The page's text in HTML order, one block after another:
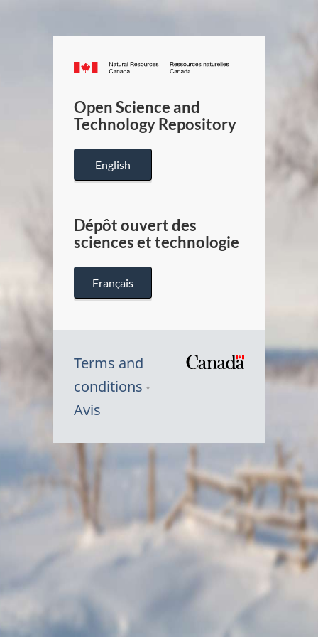
Canada.ca
/
Canada
Open Science and
Technology Repository
English
Dépôt ouvert des
sciences et technologie
Français
Terms and
conditions
Avis
Symbole
Canada